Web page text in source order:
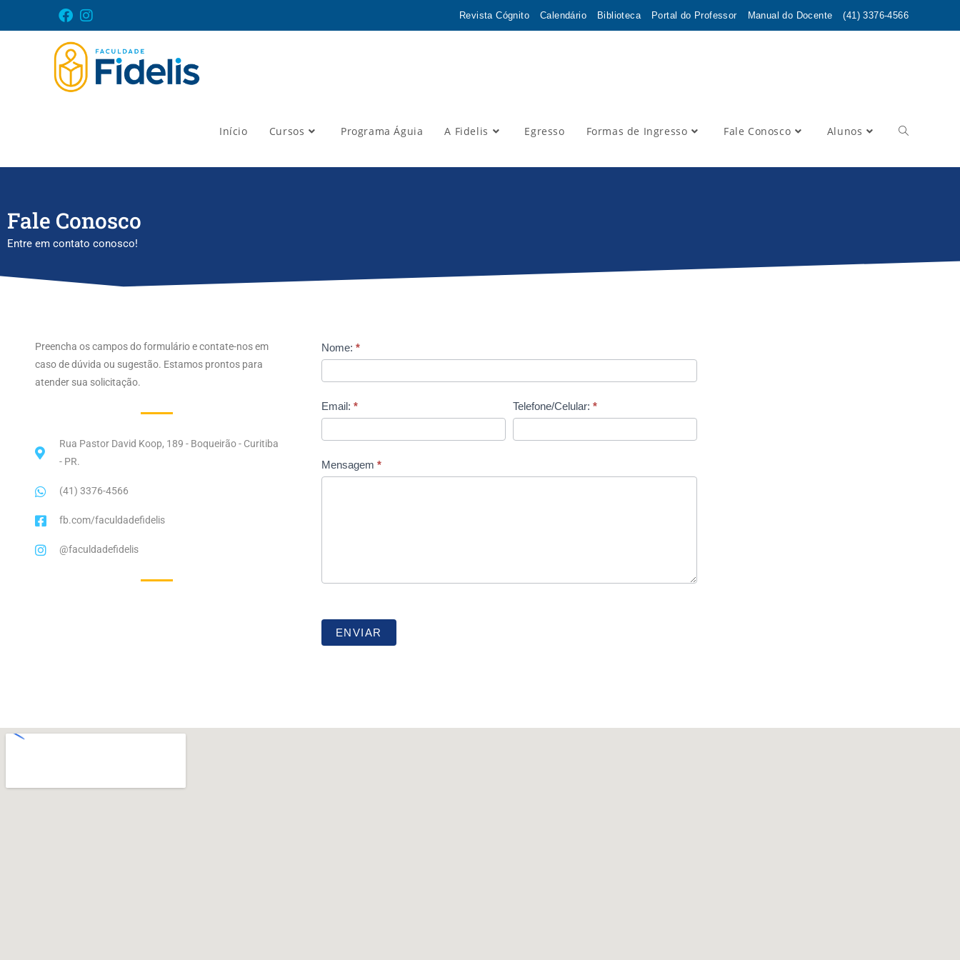
Revista Cógnito Calendário Biblioteca Portal do Professor Manual do Docente (41) 3376-4566
Início Cursos Programa Águia A Fidelis Egresso Formas de Ingresso Fale Conosco Alunos
Fale Conosco
Entre em contato conosco!
Preencha os campos do formulário e contate-nos em
caso de dúvida ou sugestão. Estamos prontos para
atender sua solicitação.
Rua Pastor David Koop, 189 - Boqueirão - Curitiba
- PR.
(41) 3376-4566
fb.com/faculdadefidelis
@faculdadefidelis
Fale
Conosco
Nome: *
Email: * Telefone/Celular:*
Mensagem *
ENVIAR